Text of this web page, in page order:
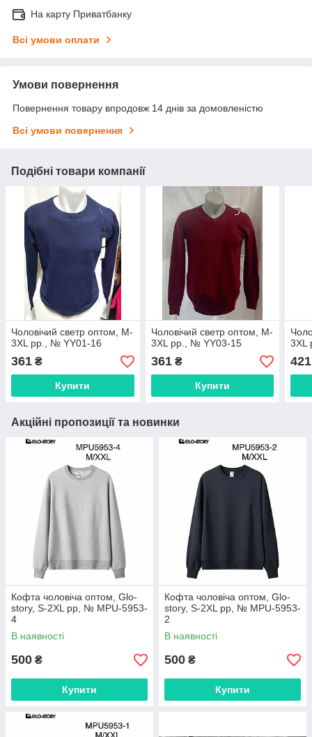
На карту Приватбанку
Всі умови оплати
Умови повернення
Повернення товару впродовж 14 днів за домовленістю
Всі умови повернення
Подібні товари компанії
Чоловічий светр оптом, M-
3XL рр., № YY01-16
361 ₴
Купити
Чоловічий светр оптом, M-
3XL рр., № YY03-15
361₴
Купити
3XL
421
Акційні пропозиції та новинки
Кофта чоловіча оптом, Glo-
story, S-2XL рр, № MPU-5953-
4
В наявності
500 ₴
Купити
Кофта чоловіча оптом, Glo-
story, S-2XL рр, № MPU-5953-
2
В наявності
500 ₴
Купити